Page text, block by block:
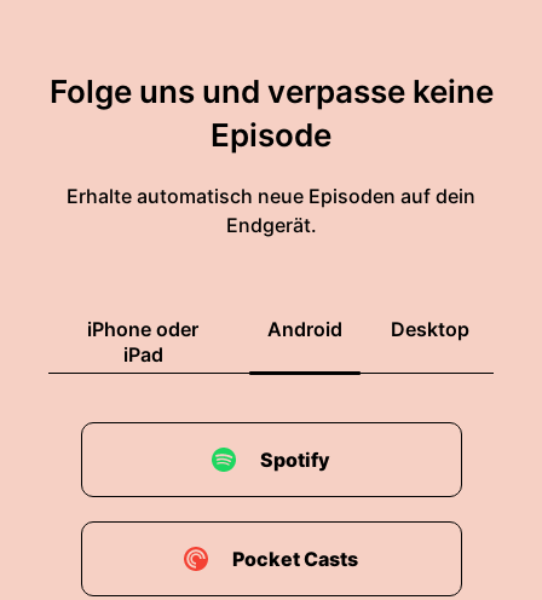
Folge uns und verpasse keine
Episode
Erhalte automatisch neue Episoden auf dein
Endgerät.
iPhone oder
iPad
Android Desktop
Spotify
Pocket Casts